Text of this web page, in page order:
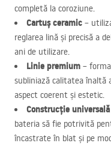
completă la coroziune.
Cartuș ceramic –
reglarea lină și precisă a
ani de utilizare.
Linie premium –
subliniază calitatea înaltă
aspect coerent și estetic.
Construcție universală
bateria să fie potrivită
încastrate în blat și pe